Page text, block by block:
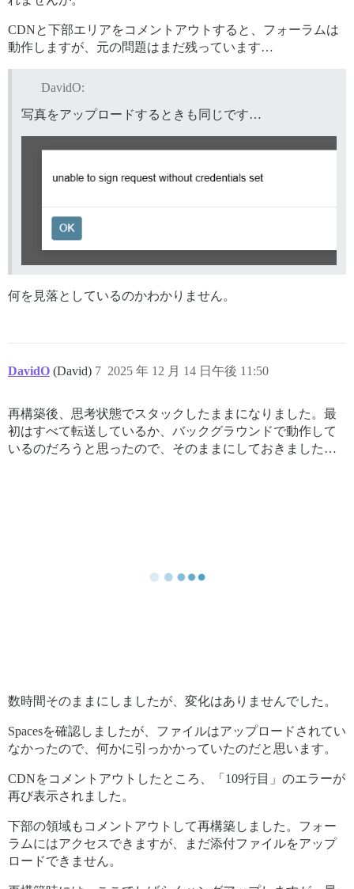
CDNと下部エリアをコメントアウトすると、フォーラムは
動作しますが、元の問題はまだ残っています…
DavidO:
写真をアップロードするときも同じです…
何を見落としているのかわかりません。
DavidO (David) 2025 年 12 月 14 日午後 11:50
7
再構築後、思考状態でスタックしたままになりました。最
初はすべて転送しているか、バックグラウンドで動作して
いるのだろうと思ったので、そのままにしておきました…
数時間そのままにしましたが、変化はありませんでした。
Spacesを確認しましたが、ファイルはアップロードされてい
なかったので、何かに引っかかっていたのだと思います。
CDNをコメントアウトしたところ、「109行目」のエラーが
再び表示されました。
下部の領域もコメントアウトして再構築しました。フォー
ラムにはアクセスできますが、まだ添付ファイルをアップ
ロードできません。